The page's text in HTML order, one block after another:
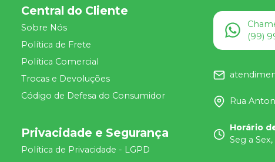
Central do Cliente
Sobre Nós
Política de Frete
Política Comercial
Trocas e Devoluções
Código de Defesa do Consumidor
Privacidade e Segurança
Política de Privacidade - LGPD
(99)
Rua
Horário
Seg a